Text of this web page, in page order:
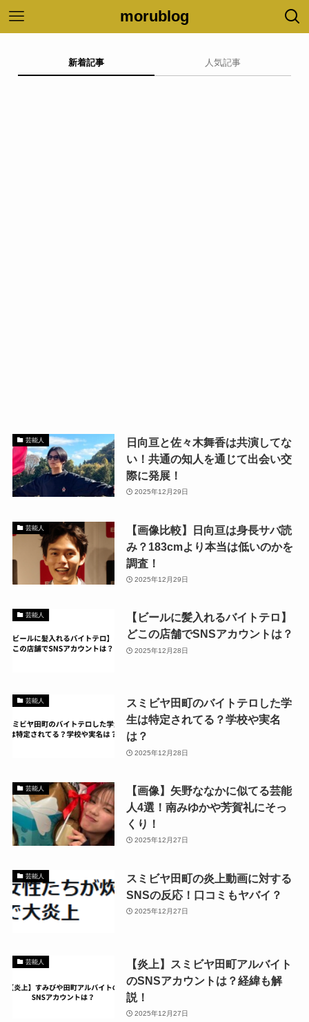
morublog
新着記事 人気記事
芸能人
日向亘と佐々木舞香は共演してな
い！共通の知人を通じて出会い交
際に発展！
2025年12月29日
芸能人
【画像比較】日向亘は身長サバ読
み？183cmより本当は低いのかを
調査！
2025年12月29日
芸能人
【ビールに髪入れるバイトテロ】
どこの店舗でSNSアカウントは？
2025年12月28日
芸能人
スミビヤ田町のバイトテロした学
生は特定されてる？学校や実名
は？
2025年12月28日
芸能人
【画像】矢野ななかに似てる芸能
人4選！南みゆかや芳賀礼にそっ
くり！
2025年12月27日
芸能人
スミビヤ田町の炎上動画に対する
SNSの反応！口コミもヤバイ？
2025年12月27日
芸能人
【炎上】スミビヤ田町アルバイト
のSNSアカウントは？経緯も解
説！
2025年12月27日